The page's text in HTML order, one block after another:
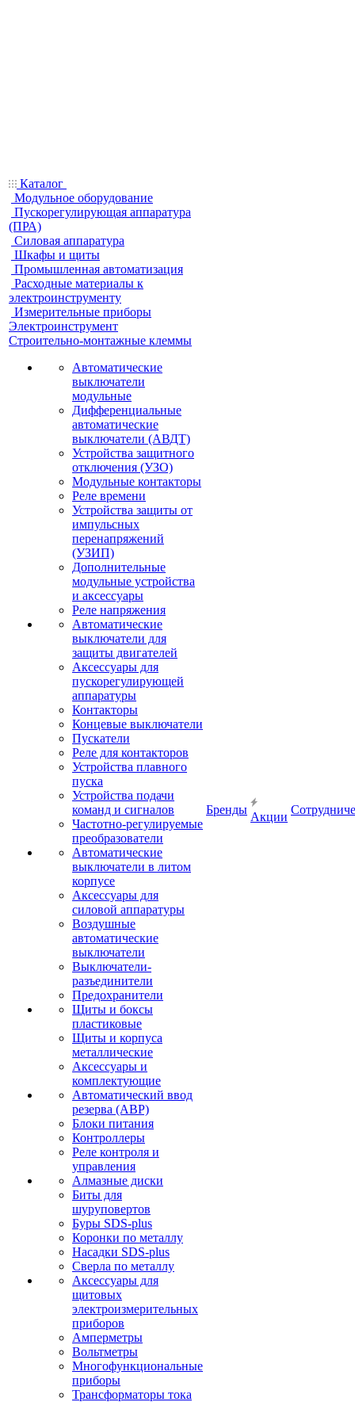
Каталог
Модульное оборудование
Пускорегулирующая аппаратура
(ПРА)
Силовая аппаратура
Шкафы и щиты
Промышленная автоматизация
Расходные материалы к
электроинструменту
Измерительные приборы
Электроинструмент
Строительно-монтажные клеммы
Автоматические
выключатели
модульные
Дифференциальные
автоматические
выключатели (АВДТ)
Устройства защитного
отключения (УЗО)
Модульные контакторы
Реле времени
Устройства защиты от
импульсных
перенапряжений
(УЗИП)
Дополнительные
модульные устройства
и аксессуары
Реле напряжения
Автоматические
выключатели для
защиты двигателей
Аксессуары для
пускорегулирующей
аппаратуры
Контакторы
Концевые выключатели
Пускатели
Реле для контакторов
Устройства плавного
пуска
Устройства подачи
команд и сигналов
Частотно-регулируемые
преобразователи
Автоматические
выключатели в литом
корпусе
Аксессуары для
силовой аппаратуры
Воздушные
автоматические
выключатели
Выключатели-
разъединители
Предохранители
Щиты и боксы
пластиковые
Щиты и корпуса
металлические
Аксессуары и
комплектующие
Автоматический ввод
резерва (АВР)
Блоки питания
Контроллеры
Реле контроля и
управления
Алмазные диски
Биты для
шуруповертов
Буры SDS-plus
Коронки по металлу
Насадки SDS-plus
Сверла по металлу
Аксессуары для
щитовых
электроизмерительных
приборов
Амперметры
Вольтметры
Многофункциональные
приборы
Трансформаторы тока
Бренды
Акции